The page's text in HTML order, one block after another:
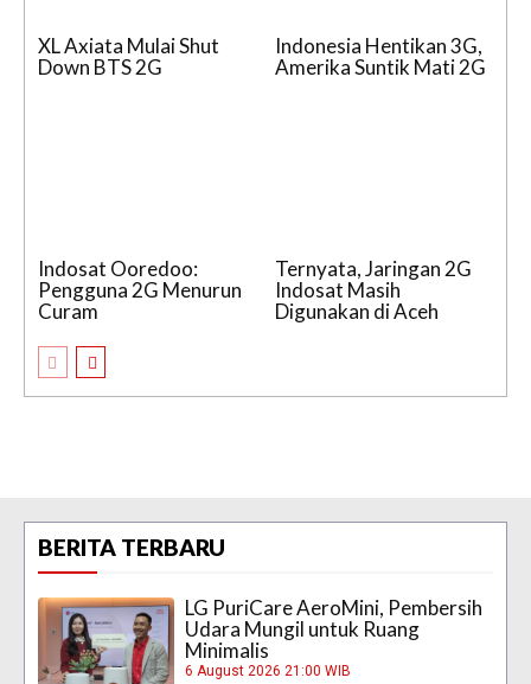
XL Axiata Mulai Shut
Down BTS 2G
Indonesia Hentikan 3G,
Amerika Suntik Mati 2G
Indosat Ooredoo:
Pengguna 2G Menurun
Curam
Ternyata, Jaringan 2G
Indosat Masih
Digunakan di Aceh
BERITA TERBARU
LG PuriCare AeroMini, Pembersih
Udara Mungil untuk Ruang
Minimalis
6 August 2026 21:00 WIB